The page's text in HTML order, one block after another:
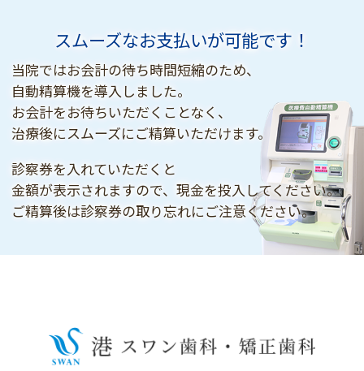
スムーズなお支払いが可能です！
当院ではお会計の待ち時間短縮のため、
自動精算機を導入しました。
お会計をお待ちいただくことなく、
治療後にスムーズにご精算いただけます。
診察券を入れていただくと
金額が表示されますので、現金を投入してください。
ご精算後は診察券の取り忘れにご注意ください。